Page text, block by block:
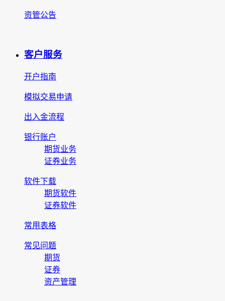
资管公告
客户服务
开户指南
模拟交易申请
出入金流程
银行账户
期货业务
证券业务
软件下载
期货软件
证券软件
常用表格
常见问题
期货
证券
资产管理